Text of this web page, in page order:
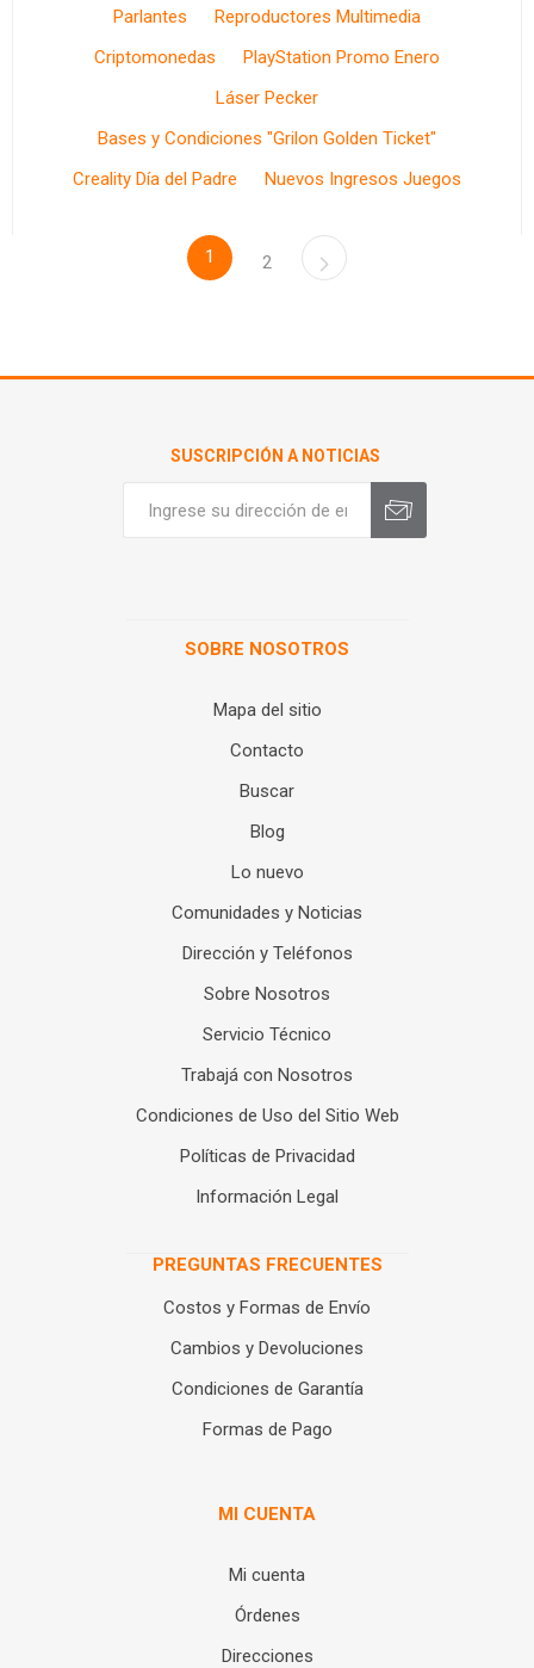
Parlantes
Reproductores Multimedia
Criptomonedas
PlayStation Promo Enero
Láser Pecker
Bases y Condiciones "Grilon Golden Ticket"
Creality Día del Padre
Nuevos Ingresos Juegos
1 2
SUSCRIPCIÓN A NOTICIAS
SOBRE NOSOTROS
Mapa del sitio
Contacto
Buscar
Blog
Lo nuevo
Comunidades y Noticias
Dirección y Teléfonos
Sobre Nosotros
Servicio Técnico
Trabajá con Nosotros
Condiciones de Uso del Sitio Web
Políticas de Privacidad
Información Legal
PREGUNTAS FRECUENTES
Costos y Formas de Envío
Cambios y Devoluciones
Condiciones de Garantía
Formas de Pago
MI CUENTA
Mi cuenta
Órdenes
Direcciones